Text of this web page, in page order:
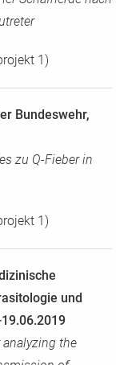
1)
Bundeswehr,
zu Q-Fieber in
1)
und
the